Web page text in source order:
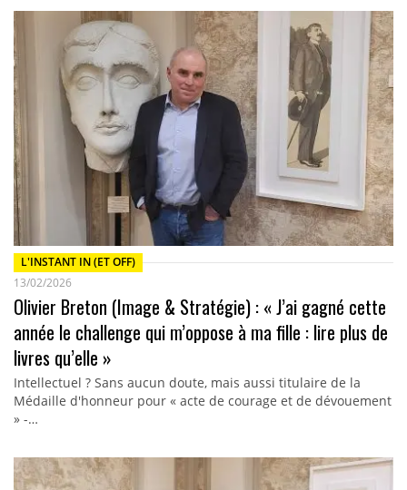
L'INSTANT IN (ET OFF)
13/02/2026
Olivier Breton (Image & Stratégie) : « J’ai gagné cette
année le challenge qui m’oppose à ma fille : lire plus de
livres qu’elle »
Intellectuel ? Sans aucun doute, mais aussi titulaire de la
Médaille d'honneur pour « acte de courage et de dévouement
» -…